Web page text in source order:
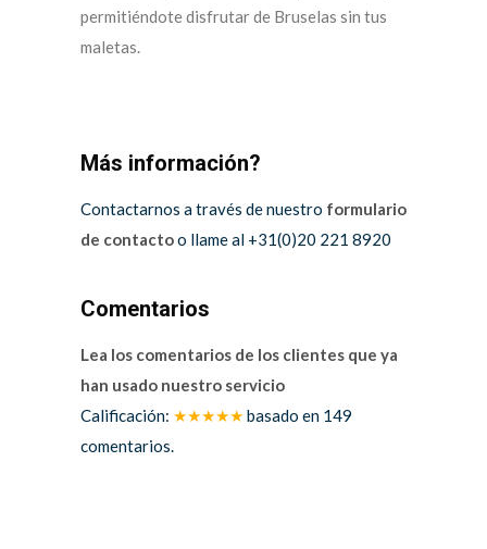
permitiéndote disfrutar de Bruselas sin tus
maletas.
Más información?
Contactarnos a través de nuestro formulario
de contactoo llame al +31(0)20 221 8920
Comentarios
Lea los comentarios de los clientes que ya
han usado nuestro servicio
Calificación: ★★★★★ basado en 149
comentarios.